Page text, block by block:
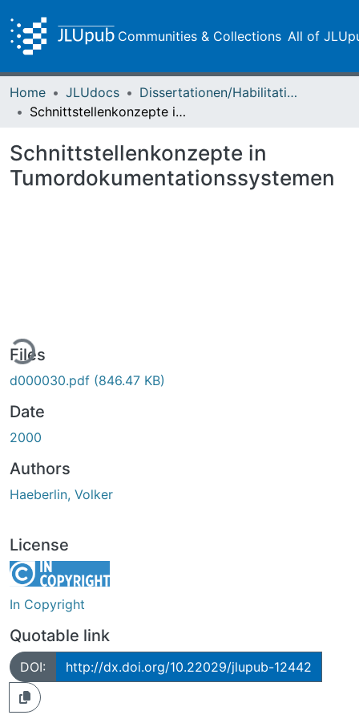
Communities & Collections All of
Home JLUdocs
Dissertationen/Habilitationen
Schnittstellenkonzepte in Tumordokumentationssystemen
Schnittstellenkonzepte in
Tumordokumentationssystemen
Files
d000030.pdf (846.47 KB)
Date
2000
Authors
Haeberlin, Volker
License
In Copyright
Quotable link
DOI: http://dx.doi.org/10.22029/jlupub-12442